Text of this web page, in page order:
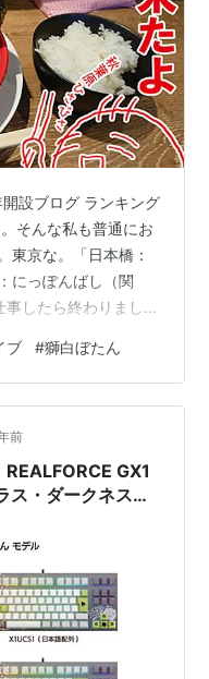
設ブログ ランキング
そんな私も普通にお
東京な。「日本橋：
にっぽんばし（関
したら終わりまし
ろはコミケ行ってま
し。今何してるのか
仕事でしか行かな
持ってた趣味からい
。年取ってからでは
いんだ。…
ブ #獅白ぼたん
前
GX1
・ダークネスモ